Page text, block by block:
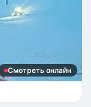
Смотреть онлайн